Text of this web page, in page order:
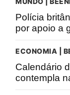
Polícia
por apoio a
ECONOMIA |
Calendário
contempla